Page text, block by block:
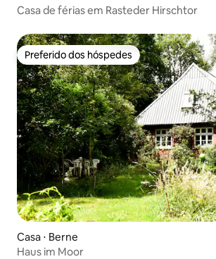
Casa de férias em Rasteder Hirschtor
Preferido dos hóspedes
Preferido dos hóspedes
Casa ⋅ Berne
Haus im Moor